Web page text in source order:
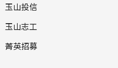
玉山投信
玉山志工
菁英招募